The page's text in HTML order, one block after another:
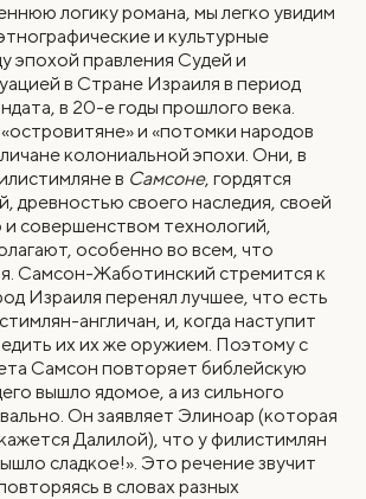
логику романа, мы легко увидим
и культурные
эпохой правления Судей и
в Стране Израиля в период
в 20-е годы прошлого века.
и «потомки народов
колониальной эпохи. Они, в
в Самсоне, гордятся
древностью своего наследия, своей
совершенством технологий,
особенно во всем, что
Самсон-Жаботинский стремится к
Израиля перенял лучшее, что есть
англичан, и, когда наступит
их их же оружием. Поэтому с
Самсон повторяет библейскую
вышло ядомое, а из сильного
Он заявляет Элиноар (которая
Далилой), что у филистимлян
сладкое!». Это речение звучит
в словах разных